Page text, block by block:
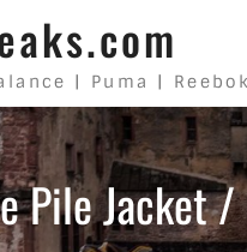
| Puma | Reebok
Pile Jacket